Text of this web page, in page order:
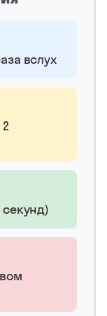
вслух